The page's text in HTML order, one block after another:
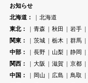
お知らせ
北海道：
北海道
東北：
青森 秋田 岩手
関東：
茨城 栃木 群馬
中部：
長野 山梨 静岡
関西：
大阪 滋賀 京都
中国：
岡山 広島 鳥取